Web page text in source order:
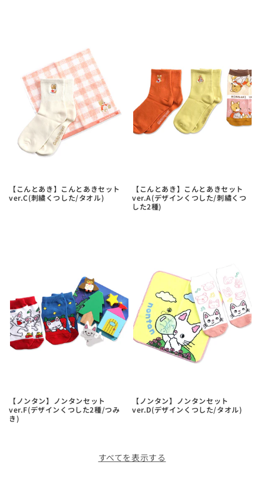
【こんとあき】こんとあきセット
ver.C(刺繍くつした/タオル)
【こんとあき】こんとあきセット
ver.A(デザインくつした/刺繡くつ
した2種)
【ノンタン】ノンタンセット
ver.F(デザインくつした2種/つみ
き)
【ノンタン】ノンタンセット
ver.D(デザインくつした/タオル)
すべてを表示する